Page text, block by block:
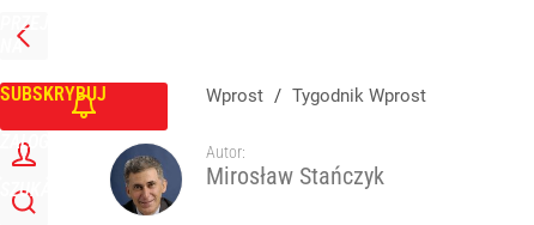
PRZEJDŹ
NA
GŁÓWNĄ
SUBSKRYBUJ
ZALOGUJ
SZUKAJ
Wprost / Tygodnik Wprost
Autor:
Mirosław Stańczyk